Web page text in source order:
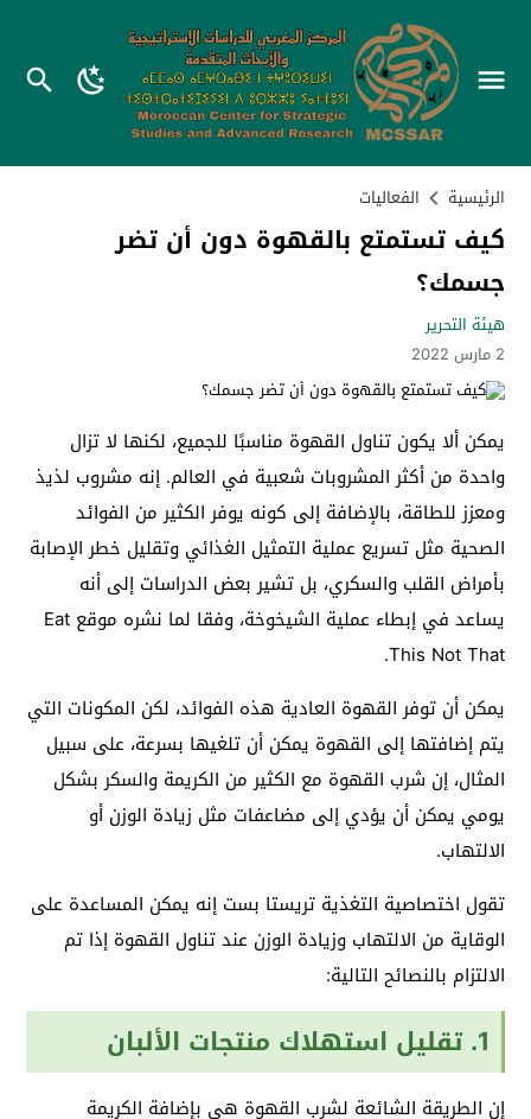
الرئيسية الفعاليات
كيف تستمتع بالقهوة دون أن تضر
جسمك؟
هيئة التحرير
2 مارس 2022
يمكن ألا يكون تناول القهوة مناسبًا للجميع، لكنها لا تزال
واحدة من أكثر المشروبات شعبية في العالم. إنه مشروب لذيذ
ومعزز للطاقة، بالإضافة إلى كونه يوفر الكثير من الفوائد
الصحية مثل تسريع عملية التمثيل الغذائي وتقليل خطر الإصابة
بأمراض القلب والسكري، بل تشير بعض الدراسات إلى أنه
يساعد في إبطاء عملية الشيخوخة، وفقا لما نشره موقع Eat
This Not That.
يمكن أن توفر القهوة العادية هذه الفوائد، لكن المكونات التي
يتم إضافتها إلى القهوة يمكن أن تلغيها بسرعة، على سبيل
المثال، إن شرب القهوة مع الكثير من الكريمة والسكر بشكل
يومي يمكن أن يؤدي إلى مضاعفات مثل زيادة الوزن أو
الالتهاب.
تقول اختصاصية التغذية تريستا بست إنه يمكن المساعدة على
الوقاية من الالتهاب وزيادة الوزن عند تناول القهوة إذا تم
الالتزام بالنصائح التالية:
1. تقليل استهلاك منتجات الألبان
إن الطريقة الشائعة لشرب القهوة هي بإضافة الكريمة